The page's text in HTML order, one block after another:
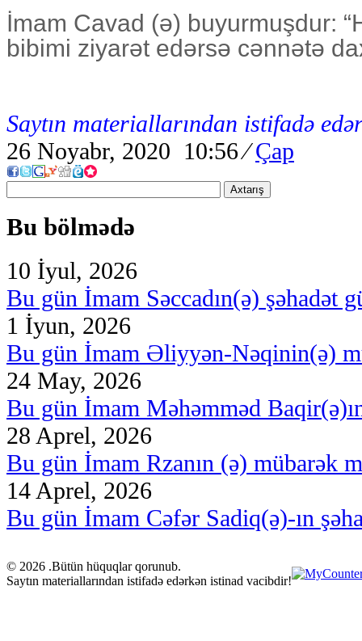
İmam Cavad (ə) buyurmuşdur:
bibimi ziyarət edərsə cənnətə
Saytın materiallarından istifadə
26 Noyabr, 2020 10:56⁄ Çap
Axtarış
Bu bölmədə
10 İyul, 2026
Bu gün İmam Səccadın(ə) şəhadət
1 İyun, 2026
Bu gün İmam Əliyyən-Nəqinin(ə)
24 May, 2026
Bu gün İmam Məhəmməd
28 Aprel, 2026
Bu gün İmam Rzanın (ə) mübarək
14 Aprel, 2026
Bu gün İmam Cəfər Sadiq(ə)-ın
© 2026 .Bütün hüquqlar qorunub.
Saytın materiallarından istifadə edərkən istinad vacibdir!